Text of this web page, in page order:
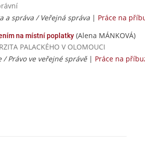
a správa / Veřejná správa | Práce na
na místní poplatky (Alena MÁNKOVÁ)
PALACKÉHO V OLOMOUCI
/ Právo ve veřejné správě| Práce na